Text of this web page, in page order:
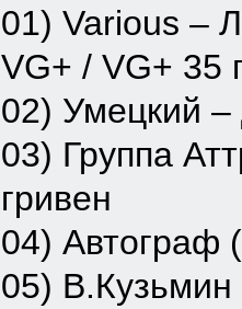
01) Various –
VG+ / VG+ 35
02) Умецкий –
03) Группа
гривен
04) Автограф
05) В.Кузьмин